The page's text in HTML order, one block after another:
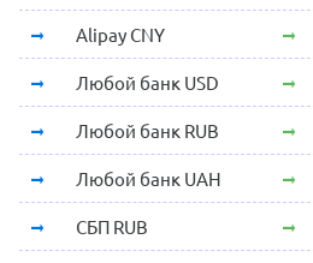
Alipay CNY
Любой банк USD
Любой банк RUB
Любой банк UAH
СБП RUB